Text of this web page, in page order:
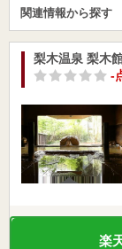
関連情報から探す
梨木温泉 梨木
-
楽